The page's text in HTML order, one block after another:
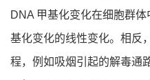
DNA 甲基化变化在细胞群
基化变化的线性变化。相反
程，例如吸烟引起的解毒通